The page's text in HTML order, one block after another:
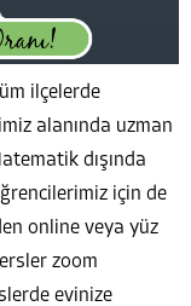
ilçelerde
alanında uzman
dışında
için de
online veya yüz
zoom
evinize